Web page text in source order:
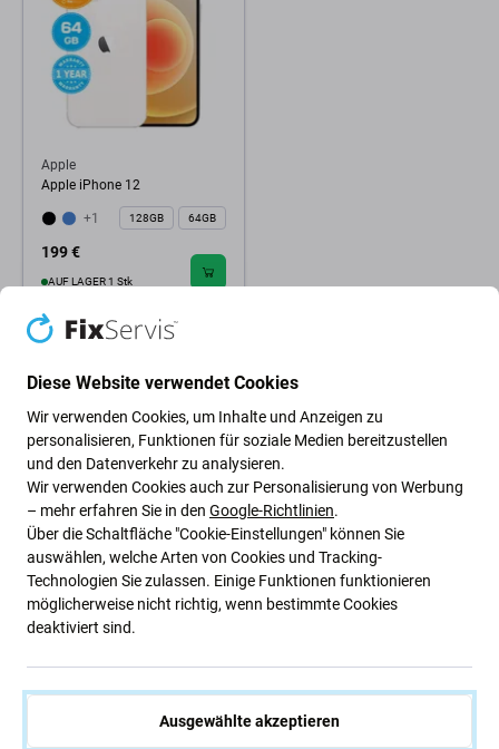
Apple
Apple iPhone 12
+1 128GB 64GB
199 €
AUF LAGER 1 Stk
Grüne Ideen
Wir optimieren ständig unseren CO2-Fußabdruck, um
unseren Planeten zu schützen. Erfahren Sie mehr darüber,
wie wir unsere Prozesse anpassen, um unseren
Diese Website verwendet Cookies
Wir verwenden Cookies, um Inhalte und Anzeigen zu
personalisieren, Funktionen für soziale Medien bereitzustellen
und den Datenverkehr zu analysieren.
Wir verwenden Cookies auch zur Personalisierung von Werbung
– mehr erfahren Sie in den Google-Richtlinien.
Über die Schaltfläche "Cookie-Einstellungen" können Sie
auswählen, welche Arten von Cookies und Tracking-
Technologien Sie zulassen. Einige Funktionen funktionieren
möglicherweise nicht richtig, wenn bestimmte Cookies
deaktiviert sind.
Ausgewählte akzeptieren